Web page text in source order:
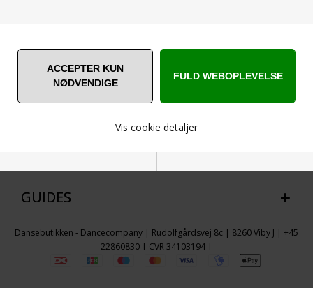
Vis cookie detaljer
Toppe til disco som du selv kan pynte med sten, glimmer og
INFORMATION
GUIDES
Dansebutikken - Dancecompany | Rudolfgårdsvej 8c | 8260 Viby J | +45
22860830 | CVR 34103194 |